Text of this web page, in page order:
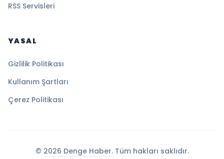
RSS Servisleri
YASAL
Gizlilik Politikası
Kullanım Şartları
Çerez Politikası
© 2026 Denge Haber. Tüm hakları saklıdır.